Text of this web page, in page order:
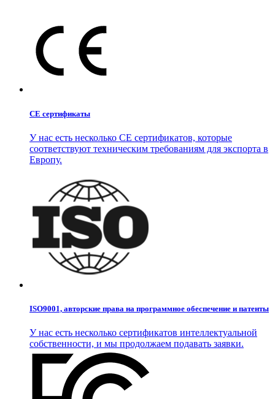
CE сертификаты
У нас есть несколько CE сертификатов, которые
соответствуют техническим требованиям для экспорта в
Европу.
ISO9001, авторские права на программное обеспечение и патенты
У нас есть несколько сертификатов интеллектуальной
собственности, и мы продолжаем подавать заявки.